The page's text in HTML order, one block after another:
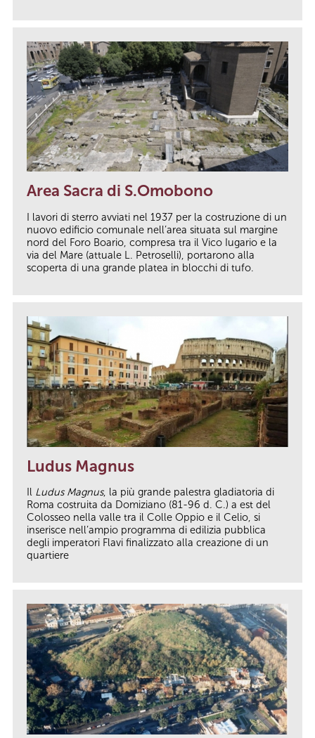
Area Sacra di S.Omobono
I lavori di sterro avviati nel 1937 per la costruzione di un
nuovo edificio comunale nell’area situata sul margine
nord del Foro Boario, compresa tra il Vico Iugario e la
via del Mare (attuale L. Petroselli), portarono alla
scoperta di una grande platea in blocchi di tufo.
Ludus Magnus
Il Ludus Magnus, la più grande palestra gladiatoria di
Roma costruita da Domiziano (81-96 d. C.) a est del
Colosseo nella valle tra il Colle Oppio e il Celio, si
inserisce nell’ampio programma di edilizia pubblica
degli imperatori Flavi finalizzato alla creazione di un
quartiere